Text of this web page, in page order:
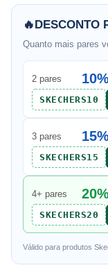
🔥DESCONTO
Quanto mais pares
2 pares
SKECHERS10
3 pares
SKECHERS15
4+ pares
SKECHERS20
Válido para produtos